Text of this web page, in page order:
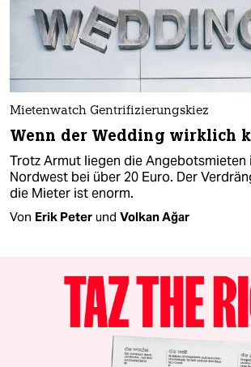
Mietenwatch Gentrifizierungskiez
Wenn der Wedding wirklich
Trotz Armut liegen die Angebotsmieten
Nordwest bei über 20 Euro. Der
die Mieter ist enorm.
Von Erik Peter und Volkan Ağar